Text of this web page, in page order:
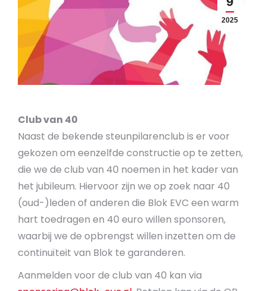
2025
Club van 40
Naast de bekende steunpilarenclub is er voor
gekozen om eenzelfde constructie op te zetten,
die we de club van 40 noemen in het kader van
het jubileum. Hiervoor zijn we op zoek naar 40
(oud-)leden of anderen die Blok EVC een warm
hart toedragen en 40 euro willen sponsoren,
waarbij we de opbrengst willen inzetten om de
continuïteit van Blok te garanderen.
Aanmelden voor de club van 40 kan via